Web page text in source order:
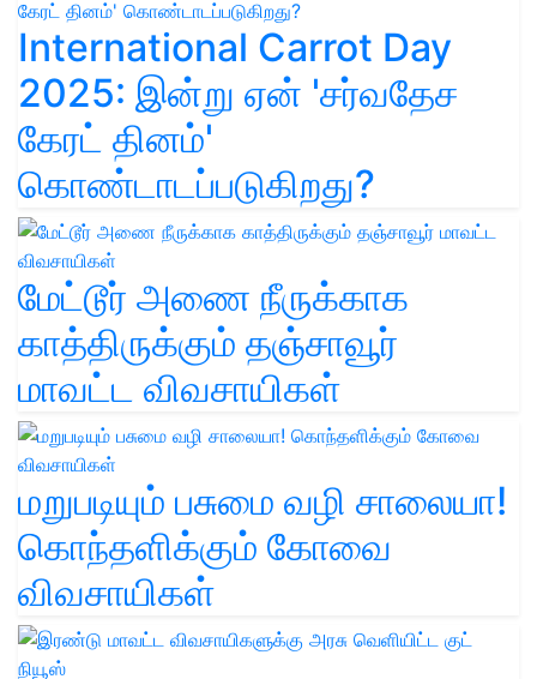
International Carrot Day
2025: இன்று ஏன் 'சர்வதேச
கேரட் தினம்'
கொண்டாடப்படுகிறது?
மேட்டூர் அணை நீருக்காக
காத்திருக்கும் தஞ்சாவூர்
மாவட்ட விவசாயிகள்
மறுபடியும் பசுமை வழி சாலையா!
கொந்தளிக்கும் கோவை
விவசாயிகள்